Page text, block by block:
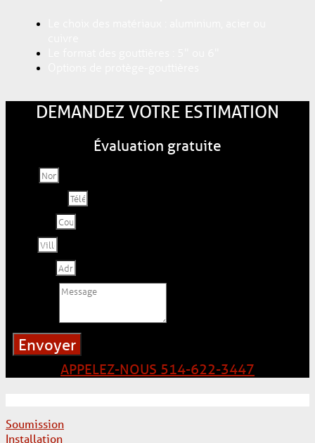
DEMANDEZ VOTRE ESTIMATION
Évaluation gratuite
Envoyer
APPELEZ-NOUS 514-622-3447
Soumission
Installation